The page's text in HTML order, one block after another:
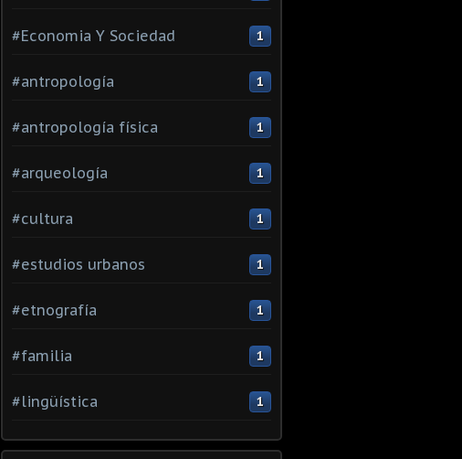
#Economia Y Sociedad 1
#antropología 1
#antropología física 1
#arqueología 1
#cultura 1
#estudios urbanos 1
#etnografía 1
#familia 1
#lingüística 1